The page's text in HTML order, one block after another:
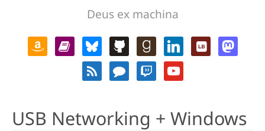
Deus ex machina
USB Networking + Windows